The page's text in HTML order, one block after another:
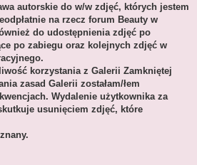
autorskie do w/w zdjęć, których jestem
na rzecz forum Beauty w
do udostępnienia zdjęć po
po zabiegu oraz kolejnych zdjęć w
korzystania z Galerii Zamkniętej
zasad Galerii zostałam/łem
Wydalenie użytkownika za
usunięciem zdjęć, które